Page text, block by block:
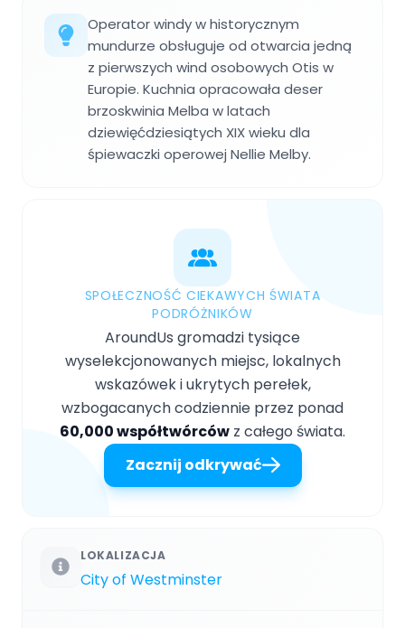
Operator windy w historycznym
mundurze obsługuje od otwarcia jedną
z pierwszych wind osobowych Otis w
Europie. Kuchnia opracowała deser
brzoskwinia Melba w latach
dziewięćdziesiątych XIX wieku dla
śpiewaczki operowej Nellie Melby.
SPOŁECZNOŚĆ CIEKAWYCH ŚWIATA
PODRÓŻNIKÓW
AroundUs gromadzi tysiące
wyselekcjonowanych miejsc, lokalnych
wskazówek i ukrytych perełek,
wzbogacanych codziennie przez ponad
60,000 współtwórców z całego świata.
Zacznij odkrywać
LOKALIZACJA
City of Westminster